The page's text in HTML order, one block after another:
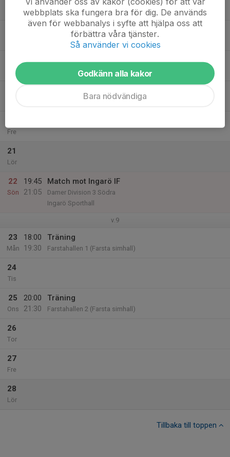
22:30
Farstahallen 3 (Farsta IP)
Ons
20:00
Träning
Farstahallen 2 (Farsta simhall)
Fre
21
Lör
22
Sön
19:45
21:05
Match mot Ingarö IF
Damer Division 3 Södra
Ingarö Sporthall
v.9
23
Mån
18:00
19:30
Träning
Farstahallen 1 (Farsta simhall)
24
Tis
25
Ons
20:00
21:30
Träning
Farstahallen 2 (Farsta simhall)
26
Tor
27
Fre
28
Lör
Tillbaka till toppen
webbplats ska fungera bra för dig. De används
även för webbanalys i syfte att hjälpa oss att
förbättra våra tjänster.
Så använder vi cookies
Godkänn alla kakor
Bara nödvändiga